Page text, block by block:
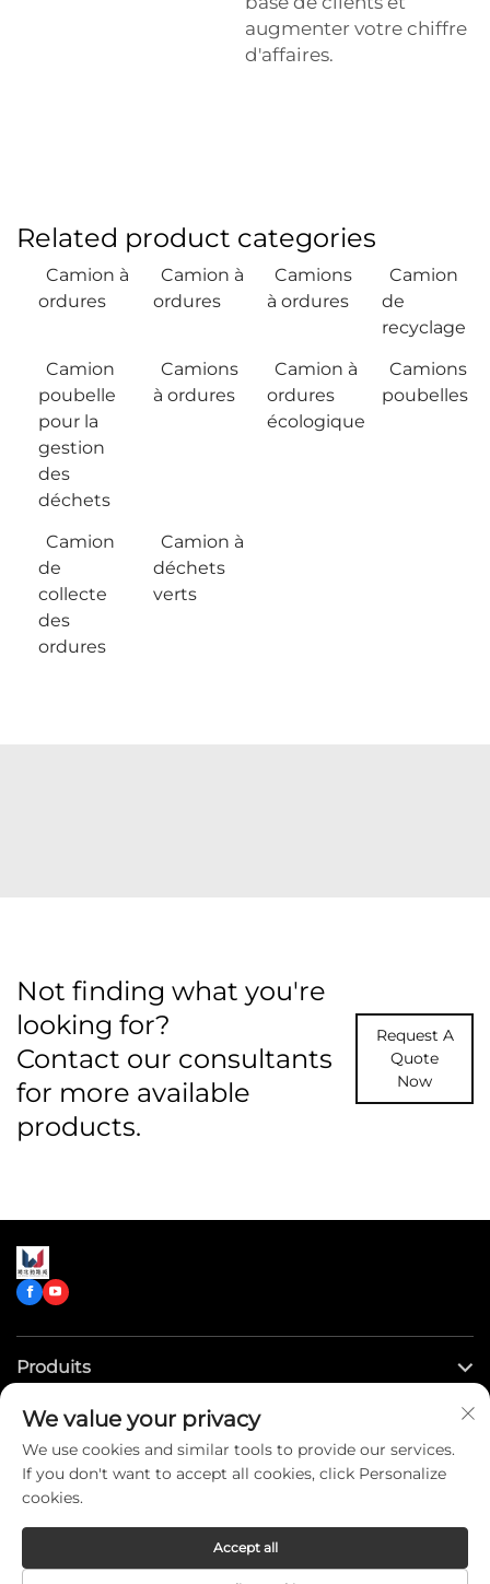
augmenter votre chiffre
d'affaires.
Related product categories
Camion à
ordures
Camion à
ordures
Camions
à ordures
Camion
de
recyclage
Camion
poubelle
pour la
gestion
des
déchets
Camions
à ordures
Camion à
ordures
écologique
Camions
poubelles
Camion
de
collecte
des
ordures
Camion à
déchets
verts
Not finding what you're
looking for?
Contact our consultants
for more available
products.
Request A
Quote
Now
Produits
Liens rapides
Contactez-nous
Copyright © CLW Special Truck Sales Co.,Ltd. All Rights
We value your privacy
We use cookies and similar tools to provide our services.
If you don't want to accept all cookies, click Personalize
cookies.
Accept all